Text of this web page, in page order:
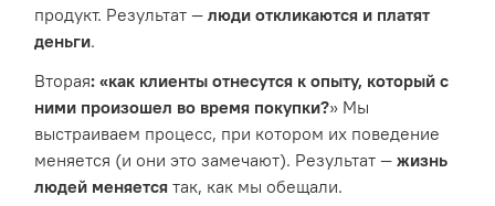
продукт. Результат —люди откликаются и платят
деньги.
Вторая: «как клиенты отнесутся к опыту, который с
ними произошел во время покупки?» Мы
выстраиваем процесс, при котором их поведение
меняется (и они это замечают). Результат —жизнь
людей меняется так, как мы обещали.